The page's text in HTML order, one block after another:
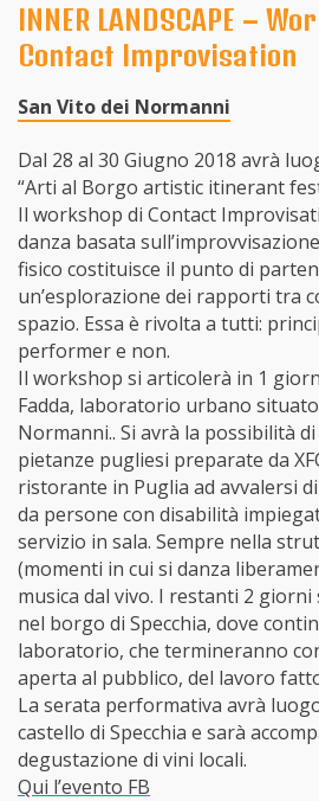
INNER LANDSCAPE –
Contact Improvisation
San Vito dei Normanni
Dal 28 al 30 Giugno 2018 avrà
“Arti al Borgo artistic itinerant
Il workshop di Contact
danza basata
fisico costituisce il punto di
un’esplorazione dei rapporti tra
spazio. Essa è rivolta a tutti:
performer e non.
Il workshop si articolerà in 1
Fadda, laboratorio urbano
Normanni.. Si avrà la possibilità
pietanze pugliesi preparate da
ristorante in Puglia ad avvalersi
da persone con disabilità
servizio in sala. Sempre nella
(momenti in cui si danza
musica dal vivo. I restanti 2
nel borgo di Specchia, dove
laboratorio, che termineranno
aperta al pubblico, del lavoro
La serata performativa avrà
castello di Specchia e sarà
degustazione di vini locali.
Qui l’evento FB